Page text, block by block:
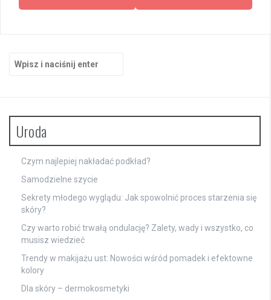
Uroda
Czym najlepiej nakładać podkład?
Samodzielne szycie
Sekrety młodego wyglądu: Jak spowolnić proces starzenia się
skóry?
Czy warto robić trwałą ondulację? Zalety, wady i wszystko, co
musisz wiedzieć
Trendy w makijażu ust: Nowości wśród pomadek i efektowne
kolory
Dla skóry – dermokosmetyki